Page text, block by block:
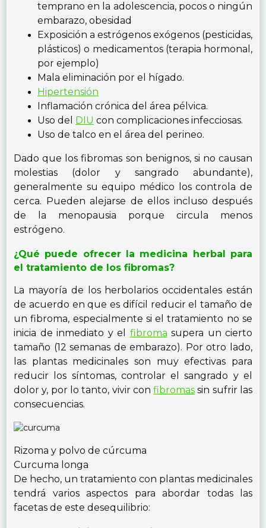
temprano en la adolescencia, pocos o ningún
embarazo, obesidad
Exposición a estrógenos exógenos (pesticidas,
plásticos) o medicamentos (terapia hormonal,
por ejemplo)
Mala eliminación por el hígado.
Hipertensión
Inflamación crónica del área pélvica.
Uso del DIU con complicaciones infecciosas.
Uso de talco en el área del perineo.
Dado que los fibromas son benignos, si no causan
molestias (dolor y sangrado abundante),
generalmente su equipo médico los controla de
cerca. Pueden alejarse de ellos incluso después
de la menopausia porque circula menos
estrógeno.
¿Qué puede ofrecer la medicina herbal para
el tratamiento de los fibromas?
La mayoría de los herbolarios occidentales están
de acuerdo en que es difícil reducir el tamaño de
un fibroma, especialmente si el tratamiento no se
inicia de inmediato y el fibroma supera un cierto
tamaño (12 semanas de embarazo). Por otro lado,
las plantas medicinales son muy efectivas para
reducir los síntomas, controlar el sangrado y el
dolor y, por lo tanto, vivir confibromas sin sufrir las
consecuencias.
Rizoma y polvo de cúrcuma
Curcuma longa
De hecho, un tratamiento con plantas medicinales
tendrá varios aspectos para abordar todas las
facetas de este desequilibrio: